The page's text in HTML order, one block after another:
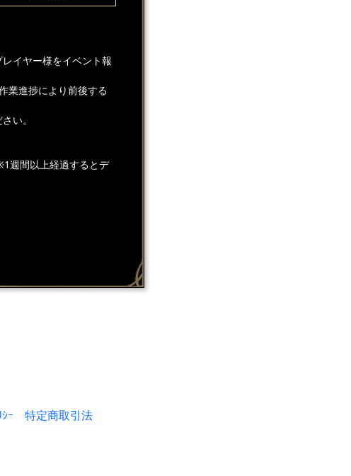
イヤー様をイベント報
業進捗により前後する
い。
週間以上経過するとデ
ｰ 特定商取引法